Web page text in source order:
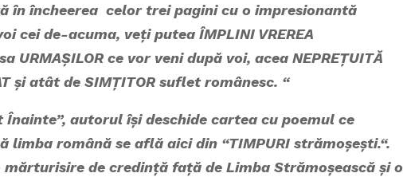
în încheerea celor trei pagini cu o impresionantă
cei de-acuma, veți putea ÎMPLINI VREREA
ce vor veni după voi, acea NEPREȚUITĂ
și atât de SIMȚITOR suflet românesc. “
autorul își deschide cartea cu poemul ce
română se află aici din “TIMPURI strămoșești.“.
de credință față de Limba Strămoșească și o